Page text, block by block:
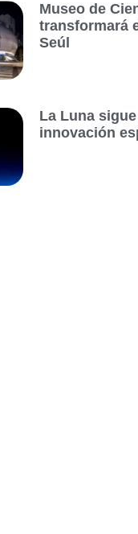
Museo de
transformará
Seúl
La Luna
innovación